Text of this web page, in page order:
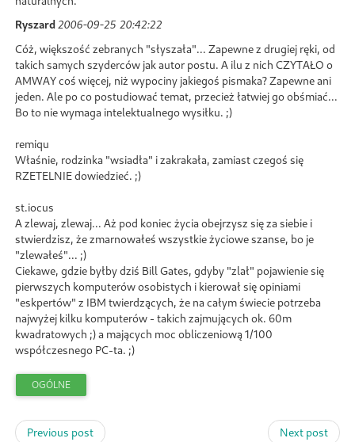
Ryszard2006-09-25 20:42:22
Cóż, większość zebranych "słyszała"... Zapewne z drugiej ręki, od
takich samych szyderców jak autor postu. A ilu z nich CZYTAŁO o
AMWAY coś więcej, niż wypociny jakiegoś pismaka? Zapewne ani
jeden. Ale po co postudiować temat, przecież łatwiej go obśmiać...
Bo to nie wymaga intelektualnego wysiłku. ;)
remiqu
Właśnie, rodzinka "wsiadła" i zakrakała, zamiast czegoś się
RZETELNIE dowiedzieć. ;)
st.iocus
A zlewaj, zlewaj... Aż pod koniec życia obejrzysz się za siebie i
stwierdzisz, że zmarnowałeś wszystkie życiowe szanse, bo je
"zlewałeś"... ;)
Ciekawe, gdzie byłby dziś Bill Gates, gdyby "zlał" pojawienie się
pierwszych komputerów osobistych i kierował się opiniami
"eskpertów" z IBM twierdzących, że na całym świecie potrzeba
najwyżej kilku komputerów - takich zajmujących ok. 60m
kwadratowych ;) a mających moc obliczeniową 1/100
współczesnego PC-ta. ;)
OGÓLNE
Previous post Next post